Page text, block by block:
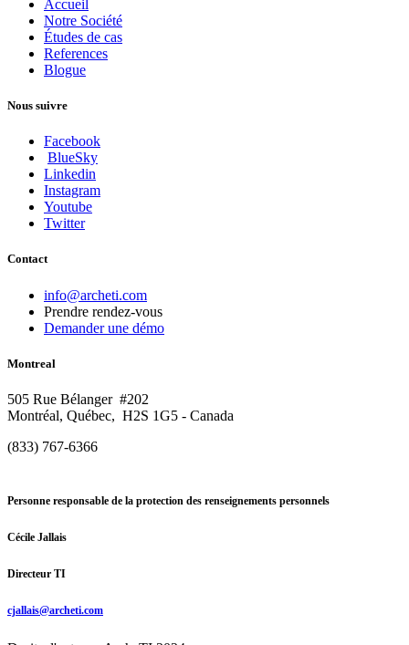
Accueil
Notre Société
Études de cas
References
Blogue
Nous suivre
Facebook
BlueSky
Linkedin
Instagram
Youtube
Twitter
Contact
info@archeti.com
Prendre rendez-vous
Demander une démo
Montreal
505 Rue Bélanger #202
Montréal, Québec, H2S 1G5 - Canada
(833) 767-6366
Personne responsable de la protection des renseignements personnels
Cécile Jallais
Directeur TI
cjallais@archeti.com